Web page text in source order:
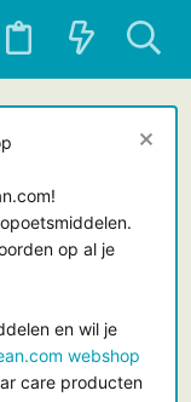
op al je
en wil je
webshop
care producten